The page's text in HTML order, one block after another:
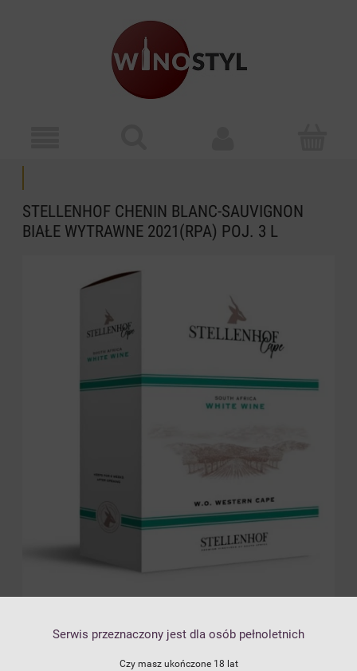
Serwis przeznaczony jest dla osób pełnoletnich
Czy masz ukończone 18 lat
STELLENHOF CHENIN BLANC-SAUVIGNON
BIAŁE WYTRAWNE 2021(RPA) POJ. 3 L
89,00 zł
dodaj do przechowalni